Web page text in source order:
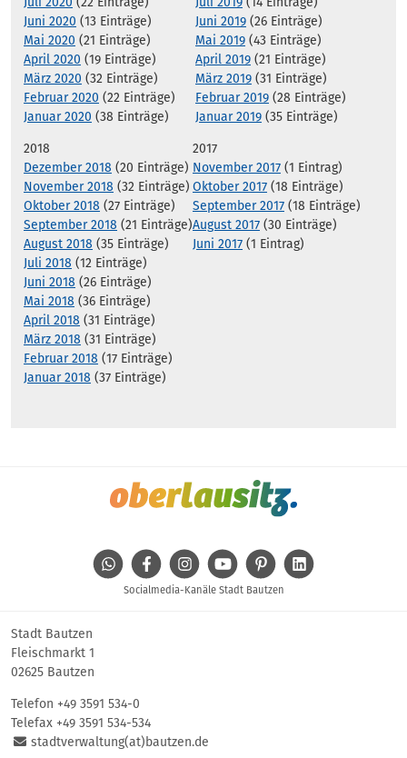
Juni 2020 (13 Einträge)
Mai 2020 (21 Einträge)
April 2020 (19 Einträge)
März 2020 (32 Einträge)
Februar 2020 (22 Einträge)
Januar 2020 (38 Einträge)
Juni 2019 (26 Einträge)
Mai 2019 (43 Einträge)
April 2019 (21 Einträge)
März 2019 (31 Einträge)
Februar 2019 (28 Einträge)
Januar 2019 (35 Einträge)
2018
Dezember 2018 (20 Einträge)
November 2018 (32 Einträge)
Oktober 2018 (27 Einträge)
September 2018 (21 Einträge)
August 2018 (35 Einträge)
Juli 2018 (12 Einträge)
Juni 2018 (26 Einträge)
Mai 2018 (36 Einträge)
April 2018 (31 Einträge)
März 2018 (31 Einträge)
Februar 2018 (17 Einträge)
Januar 2018 (37 Einträge)
2017
November 2017 (1 Eintrag)
Oktober 2017 (18 Einträge)
September 2017 (18 Einträge)
August 2017 (30 Einträge)
Juni 2017 (1 Eintrag)
WhatsAppFacebookInstagramYoutube Pinterest
Socialmedia-Kanäle Stadt Bautzen
Stadt Bautzen
Fleischmarkt 1
02625 Bautzen
Telefon +49 3591 534-0
Telefax +49 3591 534-534
stadtverwaltung(at)bautzen.de